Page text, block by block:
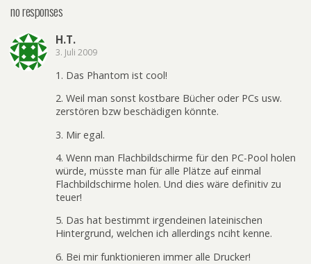
no responses
H.T.
3. Juli 2009
1. Das Phantom ist cool!
2. Weil man sonst kostbare Bücher oder PCs usw.
zerstören bzw beschädigen könnte.
3. Mir egal.
4. Wenn man Flachbildschirme für den PC-Pool holen
würde, müsste man für alle Plätze auf einmal
Flachbildschirme holen. Und dies wäre definitiv zu
teuer!
5. Das hat bestimmt irgendeinen lateinischen
Hintergrund, welchen ich allerdings nciht kenne.
6. Bei mir funktionieren immer alle Drucker!